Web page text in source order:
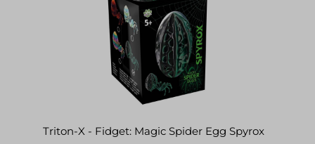
Triton-X - Fidget: Magic Spider Egg Spyrox